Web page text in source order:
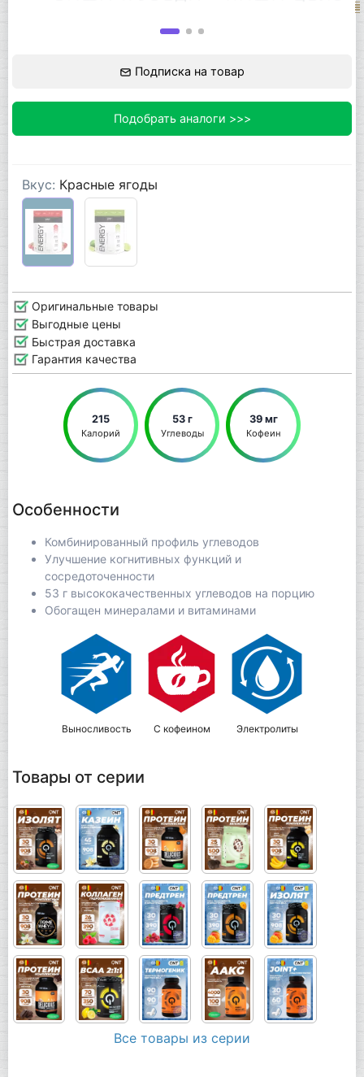
Подписка на товар
Подобрать аналоги >>>
Вкус: Красные ягоды
Оригинальные товары
Выгодные цены
Быстрая доставка
Гарантия качества
215
Калорий
53 г
Углеводы
39 мг
Кофеин
Особенности
Комбинированный профиль углеводов
Улучшение когнитивных функций и
сосредоточенности
53 г высококачественных углеводов на порцию
Обогащен минералами и витаминами
Выносливость С кофеином Электролиты
Товары от серии
Все товары из серии